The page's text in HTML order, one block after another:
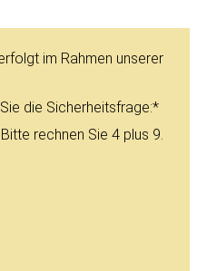
im Rahmen unserer
die Sicherheitsfrage:*
Bitte rechnen Sie 4 plus 9.